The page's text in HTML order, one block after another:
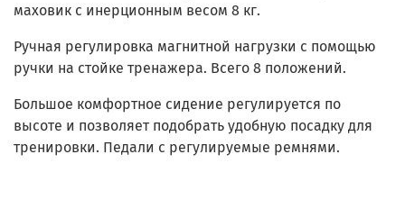
маховик с инерционным весом 8 кг.
Ручная регулировка магнитной нагрузки с помощью
ручки на стойке тренажера. Всего 8 положений.
Большое комфортное сидение регулируется по
высоте и позволяет подобрать удобную посадку для
тренировки. Педали с регулируемые ремнями.